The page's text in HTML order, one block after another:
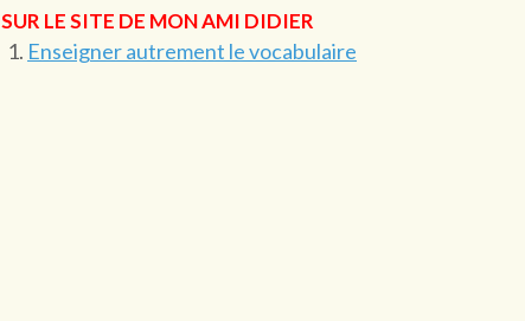
SUR LE SITE DE MON AMI DIDIER
Enseigner autrement le vocabulaire